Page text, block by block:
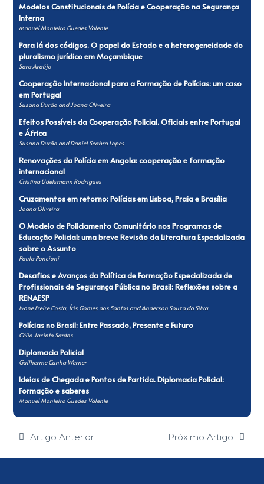
Modelos Constitucionais de Polícia e Cooperação na Segurança
Interna
Manuel Monteiro Guedes Valente
Para lá dos códigos. O papel do Estado e a heterogeneidade do
pluralismo jurídico em Moçambique
Sara Araújo
Cooperação Internacional para a Formação de Polícias: um caso
em Portugal
Susana Durão and Joana Oliveira
Efeitos Possíveis da Cooperação Policial. Oficiais entre Portugal
e África
Susana Durão and Daniel Seabra Lopes
Renovações da Polícia em Angola: cooperação e formação
internacional
Cristina Udelsmann Rodrigues
Cruzamentos em retorno: Polícias em Lisboa, Praia e Brasília
Joana Oliveira
O Modelo de Policiamento Comunitário nos Programas de
Educação Policial: uma breve Revisão da Literatura Especializada
sobre o Assunto
Paula Poncioni
Desafios e Avanços da Política de Formação Especializada de
Profissionais de Segurança Pública no Brasil: Reflexões sobre a
RENAESP
Ivone Freire Costa, Íris Gomes dos Santos and Anderson Souza da Silva
Polícias no Brasil: Entre Passado, Presente e Futuro
Célio Jacinto Santos
Diplomacia Policial
Guilherme Cunha Werner
Ideias de Chegada e Pontos de Partida. Diplomacia Policial:
Formação e saberes
Manuel Monteiro Guedes Valente
Artigo Anterior Próximo Artigo